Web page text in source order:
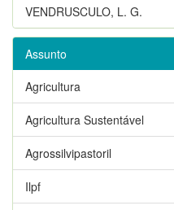
VENDRUSCULO, L. G.
Assunto
Agricultura
Agricultura Sustentável
Agrossilvipastoril
Ilpf